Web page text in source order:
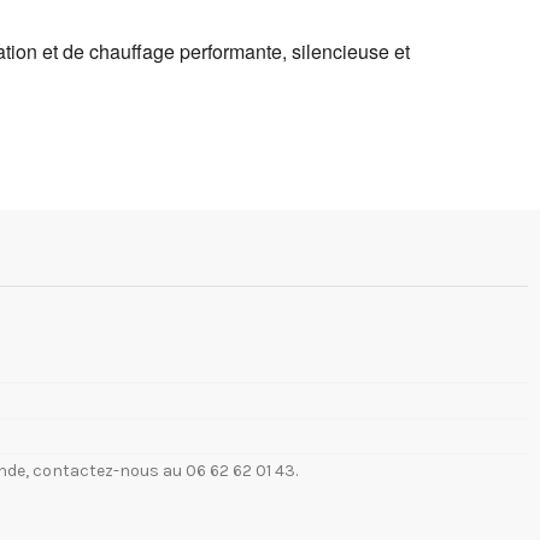
et de chauffage performante, silencieuse et
contactez-nous au 06 62 62 01 43.